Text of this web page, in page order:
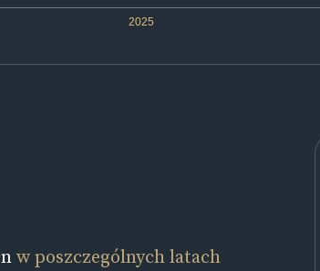
2025
w poszczególnych latach